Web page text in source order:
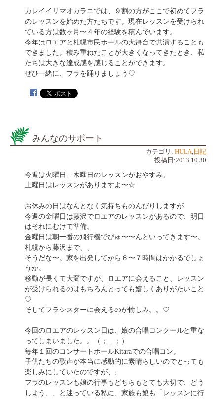
カレイイリマオカラニでは、９割の方がここで初めてフラ
のレッスンを始めた方たちです。現在レッスンを受けられ
ている方は数ヶ月〜４年の経験を積んでいます。
今年はロエアと札幌市民ホールの大舞台で共演することも
できました。積み重ねたことが大きくなってきたとき、私
たちは大きな達成感を感じることができます。
ぜひ一緒に、フラを踊りましょう♡
みんなのサポート
カテゴリ: HULA, 日記
投稿日:2013.10.30
今週は火曜日、木曜日のレッスンがおやすみ。
土曜日はレッスンがありますよ〜☆
お休みの日はなんとなく気持ちものんびりしますが
今週の金曜日は藤沢でロエアのレッスンがあるので、明日
はそれにむけて準備。
金曜日は朝一番の飛行機でびゅ〜〜んといってきます〜。
札幌から藤沢まで、、
そうだな〜。家を出発してから６〜７時間はかかるでしょ
うか。
移動が長くて大変ですが、ロエアに会えること、レッスン
が受けられるのはもちろんとっても嬉しくありがたいこと
♡
そしてフラシスターに会えるのが愉しみ。。♡
今回のロエアのレッスン日は、娘の合唱コンクールと重な
ってしまいました。。（；＿；）
毎年１回のコンサートホールKitaraでの合唱コン。
子供たちの歌声が本当に感動的に素晴らしいのでとっても
楽しみにしていたのですが、、
フラのレッスンも娘の行事もどちらもとても大切で、どう
しよう、、と迷っている私に、家族も娘も「レッスンに行